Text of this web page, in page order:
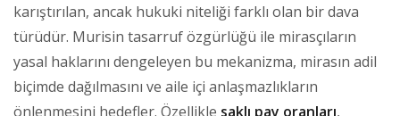
karıştırılan, ancak hukuki niteliği farklı olan bir dava
türüdür. Murisin tasarruf özgürlüğü ile mirasçıların
yasal haklarını dengeleyen bu mekanizma, mirasın adil
biçimde dağılmasını ve aile içi anlaşmazlıkların
önlenmesini hedefler. Özellikle saklı pay oranları,